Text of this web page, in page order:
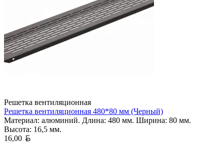
Решетка вентиляционная
Решетка вентиляционная 480*80 мм (Черный)
Материал: алюминий. Длина: 480 мм. Ширина: 80 мм.
Высота: 16,5 мм.
16,00